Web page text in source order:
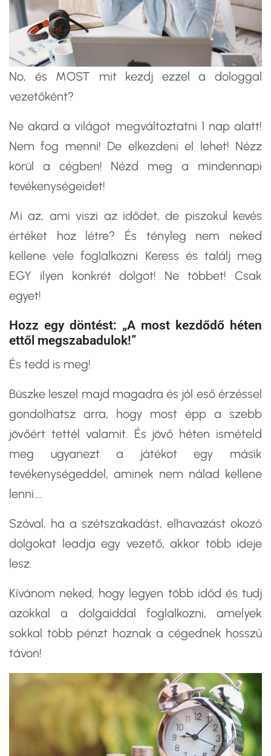
No, és MOST mit kezdj ezzel a dologgal
vezetőként?
Ne akard a világot megváltoztatni 1 nap alatt!
Nem fog menni! De elkezdeni el lehet! Nézz
körül a cégben! Nézd meg a mindennapi
tevékenységeidet!
Mi az, ami viszi az idődet, de piszokul kevés
értéket hoz létre? És tényleg nem neked
kellene vele foglalkozni Keress és találj meg
EGY ilyen konkrét dolgot! Ne többet! Csak
egyet!
Hozz egy döntést: „A most kezdődő héten
ettől megszabadulok!”
És tedd is meg!
Büszke leszel majd magadra és jól eső érzéssel
gondolhatsz arra, hogy most épp a szebb
jövőért tettél valamit. És jövő héten ismételd
meg ugyanezt a játékot egy másik
tevékenységeddel, aminek nem nálad kellene
lenni….
Szóval, ha a szétszakadást, elhavazást okozó
dolgokat leadja egy vezető, akkor több ideje
lesz.
Kívánom neked, hogy legyen több időd és tudj
azokkal a dolgaiddal foglalkozni, amelyek
sokkal több pénzt hoznak a cégednek hosszú
távon!